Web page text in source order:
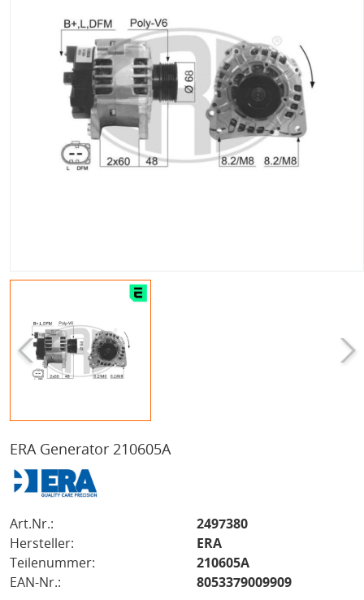
ERA Generator 210605A
Art.Nr.:
2497380
Hersteller:
ERA
Teilenummer:
210605A
EAN-Nr.:
8053379009909